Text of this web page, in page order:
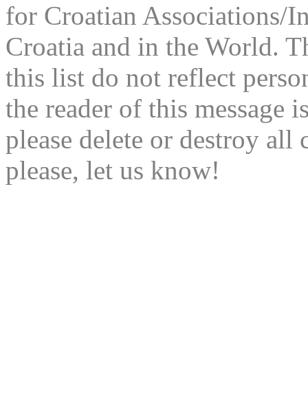
for Croatian Associations/
Croatia and in the World.
this list do not reflect
the reader of this message
please delete or destroy
please, let us know!